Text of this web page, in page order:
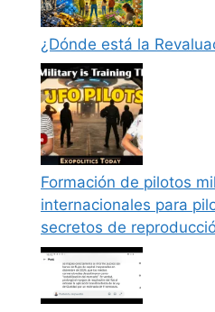
¿Dónde está la
Formación de pilotos
internacionales para
secretos de